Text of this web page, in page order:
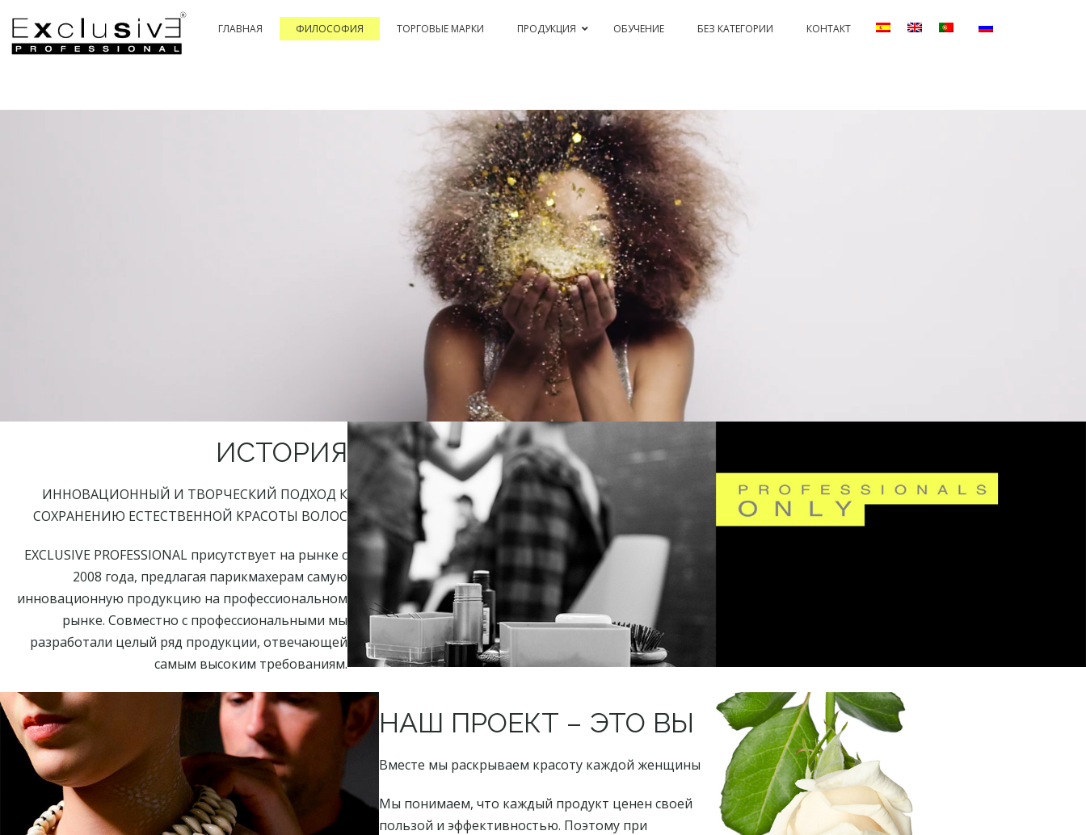
ГЛАВНАЯ ФИЛОСОФИЯ ТОРГОВЫЕ МАРКИ ПРОДУКЦИЯ
PASSION & COLOR EKO BLEACHING AND CORRECTIONS PERMANENTS AND PROTECTORS
ОБУЧЕНИЕ БЕЗ КАТЕГОРИИ КОНТАКТ
ИСТОРИЯ
ИННОВАЦИОННЫЙ И ТВОРЧЕСКИЙ ПОДХОД К
СОХРАНЕНИЮ ЕСТЕСТВЕННОЙ КРАСОТЫ ВОЛОС
EXCLUSIVE PROFESSIONAL присутствует на рынке с
2008 года, предлагая парикмахерам самую
инновационную продукцию на профессиональном
рынке. Совместно с профессиональными мы
разработали целый ряд продукции, отвечающей
самым высоким требованиям.
НАШ ПРОЕКТ – ЭТО ВЫ
Вместе мы раскрываем красоту каждой женщины
Мы понимаем, что каждый продукт ценен своей
пользой и эффективностью. Поэтому при